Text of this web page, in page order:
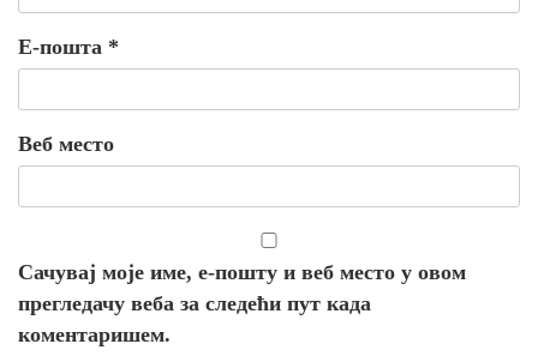
Е-пошта *
Веб место
Сачувај моје име, е-пошту и веб место у овом
прегледачу веба за следећи пут када
коментаришем.